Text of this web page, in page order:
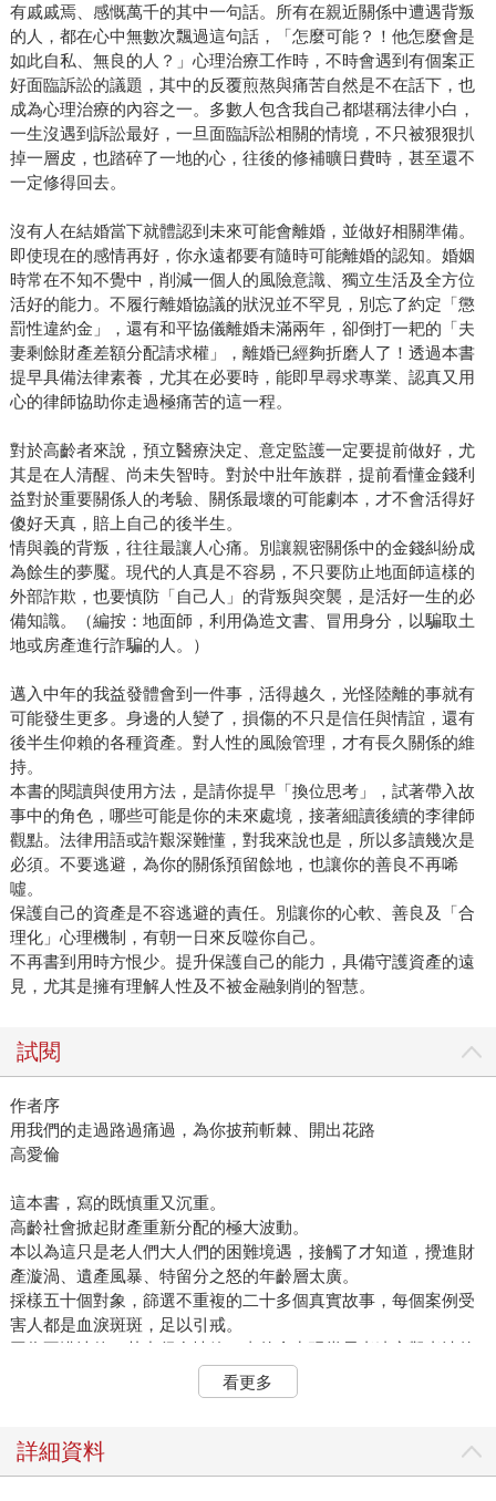
有戚戚焉、感慨萬千的其中一句話。所有在親近關係中遭遇背叛
的人，都在心中無數次飄過這句話，「怎麼可能？！他怎麼會是
如此自私、無良的人？」心理治療工作時，不時會遇到有個案正
好面臨訴訟的議題，其中的反覆煎熬與痛苦自然是不在話下，也
成為心理治療的內容之一。多數人包含我自己都堪稱法律小白，
一生沒遇到訴訟最好，一旦面臨訴訟相關的情境，不只被狠狠扒
掉一層皮，也踏碎了一地的心，往後的修補曠日費時，甚至還不
一定修得回去。
沒有人在結婚當下就體認到未來可能會離婚，並做好相關準備。
即使現在的感情再好，你永遠都要有隨時可能離婚的認知。婚姻
時常在不知不覺中，削減一個人的風險意識、獨立生活及全方位
活好的能力。不履行離婚協議的狀況並不罕見，別忘了約定「懲
罰性違約金」，還有和平協儀離婚未滿兩年，卻倒打一耙的「夫
妻剩餘財產差額分配請求權」，離婚已經夠折磨人了！透過本書
提早具備法律素養，尤其在必要時，能即早尋求專業、認真又用
心的律師協助你走過極痛苦的這一程。
對於高齡者來說，預立醫療決定、意定監護一定要提前做好，尤
其是在人清醒、尚未失智時。對於中壯年族群，提前看懂金錢利
益對於重要關係人的考驗、關係最壞的可能劇本，才不會活得好
傻好天真，賠上自己的後半生。
情與義的背叛，往往最讓人心痛。別讓親密關係中的金錢糾紛成
為餘生的夢魘。現代的人真是不容易，不只要防止地面師這樣的
外部詐欺，也要慎防「自己人」的背叛與突襲，是活好一生的必
備知識。（編按：地面師，利用偽造文書、冒用身分，以騙取土
地或房產進行詐騙的人。）
邁入中年的我益發體會到一件事，活得越久，光怪陸離的事就有
可能發生更多。身邊的人變了，損傷的不只是信任與情誼，還有
後半生仰賴的各種資產。對人性的風險管理，才有長久關係的維
持。
本書的閱讀與使用方法，是請你提早「換位思考」，試著帶入故
事中的角色，哪些可能是你的未來處境，接著細讀後續的李律師
觀點。法律用語或許艱深難懂，對我來說也是，所以多讀幾次是
必須。不要逃避，為你的關係預留餘地，也讓你的善良不再唏
噓。
保護自己的資產是不容逃避的責任。別讓你的心軟、善良及「合
理化」心理機制，有朝一日來反噬你自己。
不再書到用時方恨少。提升保護自己的能力，具備守護資產的遠
見，尤其是擁有理解人性及不被金融剝削的智慧。
試閱
作者序
用我們的走過路過痛過，為你披荊斬棘、開出花路
高愛倫
這本書，寫的既慎重又沉重。
高齡社會掀起財產重新分配的極大波動。
本以為這只是老人們大人們的困難境遇，接觸了才知道，攪進財
產漩渦、遺產風暴、特留分之怒的年齡層太廣。
採樣五十個對象，篩選不重複的二十多個真實故事，每個案例受
害人都是血淚斑斑，足以引戒。
因為不懂法律，其中很多情節，真的會出現當局者迷旁觀者清的
荒謬，過程裡，有時我會忍不住脫口而出：你腦袋壞了嗎？
為了保護當事人的寧靜，背景盡量柔焦模糊，透過他們的遭遇，
有多少機會修復損傷？
看更多
詳細資料